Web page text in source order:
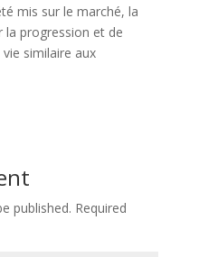
mis sur le marché, la
progression et de
similaire aux
published. Required